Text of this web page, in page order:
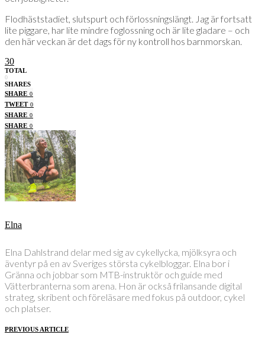
Flodhäststadiet, slutspurt och förlossningslängt. Jag är fortsatt
lite piggare, har lite mindre foglossning och är lite gladare – och
den här veckan är det dags för ny kontroll hos barnmorskan.
30
TOTAL
0
SHARES
SHARE 0
TWEET 0
SHARE 0
SHARE 0
Elna
Elna Dahlstrand delar med sig av cykellycka, mjölksyra och
äventyr på en av Sveriges största cykelbloggar. Elna bor i
Gränna och jobbar som MTB-instruktör och guide med
Vätterbranterna som arena. Hon är också frilansande digital
strateg, skribent och föreläsare med fokus på outdoor, cykel
och platser.
PREVIOUS ARTICLE